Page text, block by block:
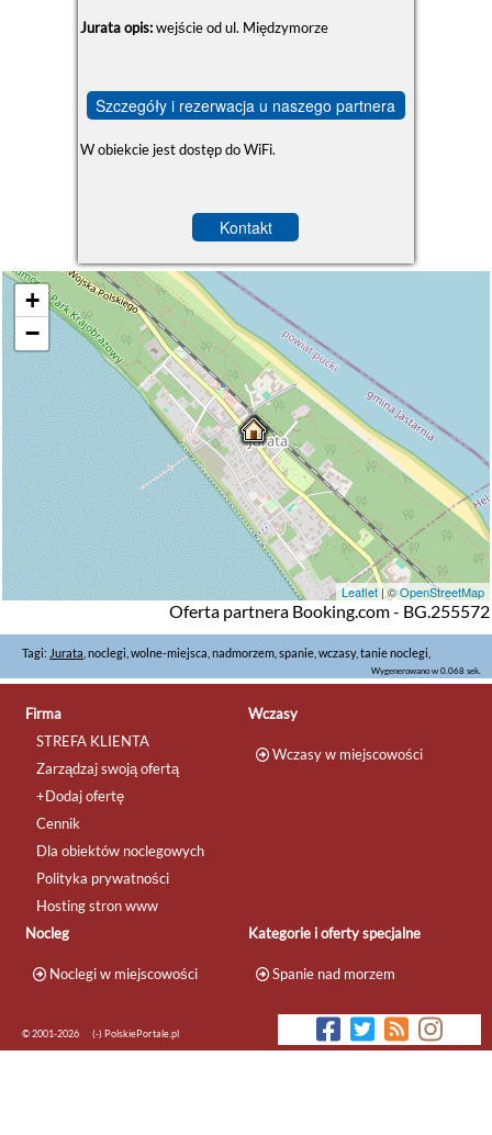
Jurata opis:wejście od ul. Międzymorze
Szczegóły i rezerwacja u naszego partnera
W obiekcie jest dostęp do WiFi.
Kontakt
+
−
Leaflet| ©OpenStreetMap
Oferta partnera Booking.com - BG.255572
Tagi: Jurata , noclegi, wolne-miejsca, nadmorzem, spanie, wczasy, tanie noclegi,
Wygenerowano w 0.068 sek.
Firma
STREFA KLIENTA
Zarządzaj swoją ofertą
+Dodaj ofertę
Cennik
Dla obiektów noclegowych
Polityka prywatności
Hosting stron www
Wczasy
Wczasy w miejscowości
Nocleg
Noclegi w miejscowości
Kategorie i oferty specjalne
Spanie nad morzem
© 2001-2026 (-) PolskiePortale.pl